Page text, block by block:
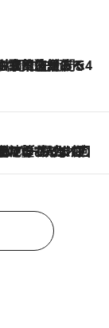
衛門・市川中車ら豪華座組みで4年目の立川立飛歌舞伎へ
に再ブーム
）のアグレッシブすぎる現在地